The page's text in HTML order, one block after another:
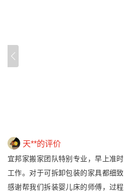
天**的评价
宜邦家搬家团队特别专业，早上准
工作。对于可拆卸包装的家具都细
感谢帮我们拆装婴儿床的师傅，过